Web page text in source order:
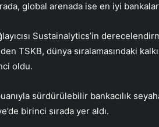
global arenada ise en iyi bankalar
Sustainalytics’in
TSKB, dünya sıralamasındaki
oldu.
sürdürülebilir bankacılık
birinci sırada yer aldı.